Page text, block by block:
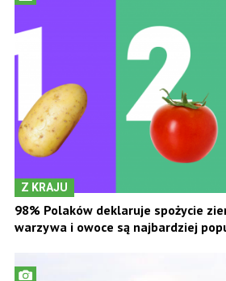
Z KRAJU
98% Polaków deklaruje spożycie
warzywa i owoce są najbardziej